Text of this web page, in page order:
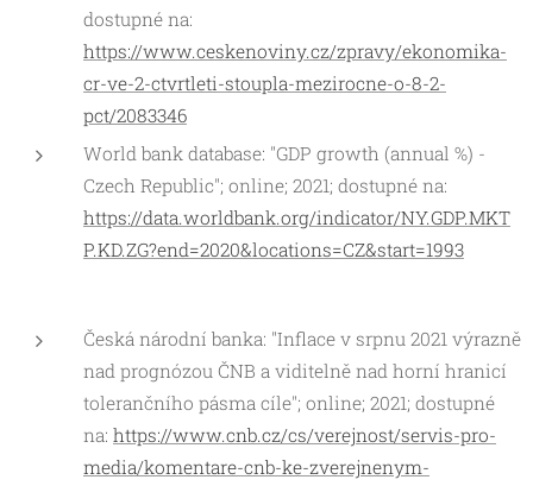
dostupné na:
https://www.ceskenoviny.cz/zpravy/ekonomika-
cr-ve-2-ctvrtleti-stoupla-mezirocne-o-8-2-
pct/2083346
World bank database: "GDP growth (annual %) -
Czech Republic"; online; 2021; dostupné na:
https://data.worldbank.org/indicator/NY.GDP.MKT
P.KD.ZG?end=2020&locations=CZ&start=1993
Česká národní banka: "Inflace v srpnu 2021 výrazně
nad prognózou ČNB a viditelně nad horní hranicí
tolerančního pásma cíle"; online; 2021; dostupné
na: https://www.cnb.cz/cs/verejnost/servis-pro-
media/komentare-cnb-ke-zverejnenym-